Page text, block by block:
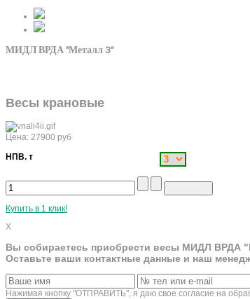
МИДЛ ВРДА "Металл 3"
Весы крановые
Цена: 27900 руб
НПВ. т
Купить в 1 клик!
X
Вы собираетесь приобрести весы МИДЛ ВРДА
Оставьте ваши контактные данные и наш
Нажимая кнопку "ОТПРАВИТЬ", я даю свое согласие на